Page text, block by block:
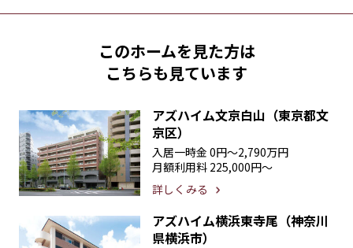
このホームを見た方は
こちらも見ています
アズハイム文京白山（東京都文
京区）
入居一時金 0円〜2,790万円
月額利用料 225,000円〜
詳しくみる
アズハイム横浜東寺尾（神奈川
県横浜市）